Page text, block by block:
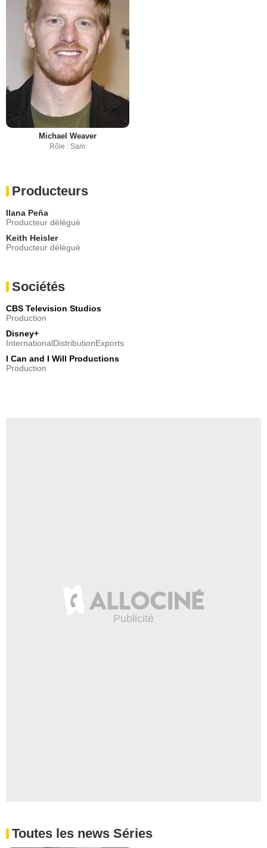
Michael Weaver
Rôle : Sam
Producteurs
Ilana Peña
Producteur délégué
Keith Heisler
Producteur délégué
Sociétés
CBS Television Studios
Production
Disney+
InternationalDistributionExports
I Can and I Will Productions
Production
Toutes les news Séries